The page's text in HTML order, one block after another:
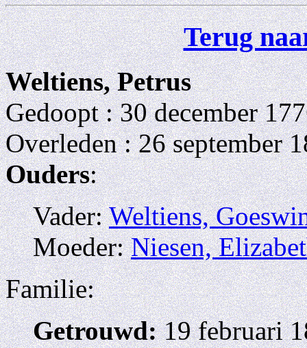
Terug
Weltiens, Petrus
Gedoopt : 30 december
Overleden : 26 september
Ouders:
Vader:Weltiens,
Moeder:Niesen,
Familie:
Getrouwd:19 februari